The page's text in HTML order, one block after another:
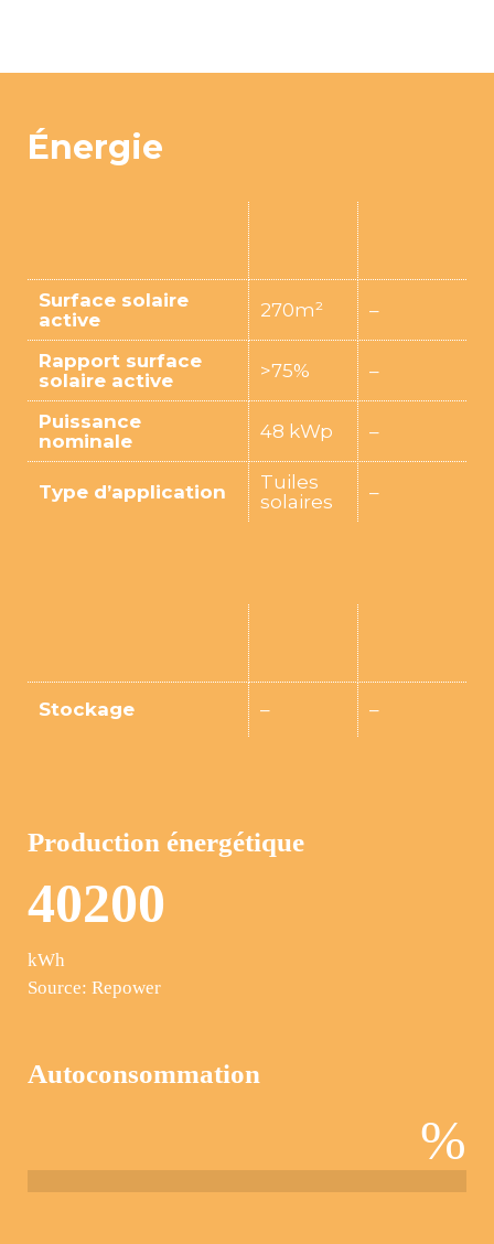
Énergie
Surface solaire
active
270m² –
Rapport surface
solaire active
>75% –
Puissance
nominale
48 kWp –
Type d’application
Tuiles
solaires
–
Stockage – –
Production énergétique
40200
kWh
Source: Repower
Autoconsommation
%